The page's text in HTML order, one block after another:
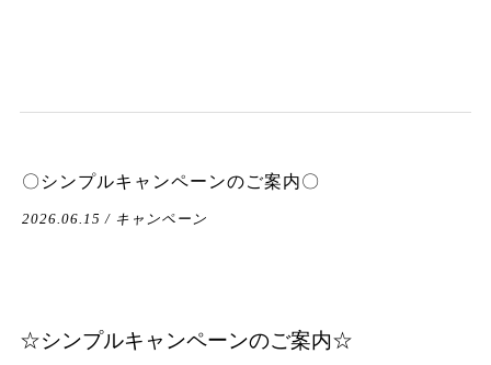
〇シンプルキャンペーンのご案内〇
2026.06.15 / キャンペーン
☆シンプルキャンペーンのご案内☆